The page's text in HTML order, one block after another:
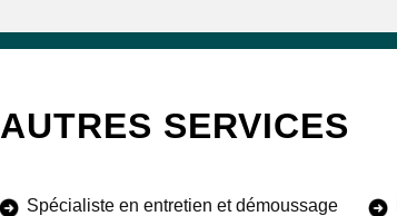
AUTRES SERVICES
Spécialiste en entretien et démoussage